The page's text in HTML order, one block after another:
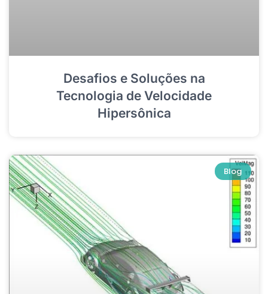
Desafios e Soluções na
Tecnologia de Velocidade
Hipersônica
Blog